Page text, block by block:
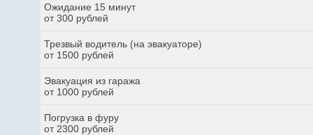
Ожидание 15 минут
от 300 рублей
Трезвый водитель (на эвакуаторе)
от 1500 рублей
Эвакуация из гаража
от 1000 рублей
Погрузка в фуру
от 2300 рублей